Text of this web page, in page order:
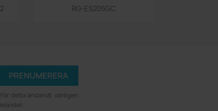
Snabbvy
RG-ES205GC
detta ändamål, vänligen